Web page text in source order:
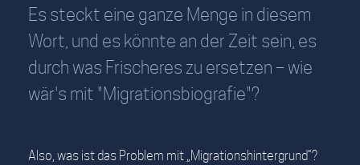
Es steckt eine ganze Menge in diesem
Wort, und es könnte an der Zeit sein, es
durch was Frischeres zu ersetzen – wie
wär's mit "Migrationsbiografie"?
Also, was ist das Problem mit „Migrationshintergrund“?